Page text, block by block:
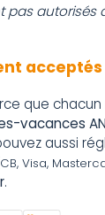
pas autorisés
acceptés
que
vacances
aussi
Visa,
.